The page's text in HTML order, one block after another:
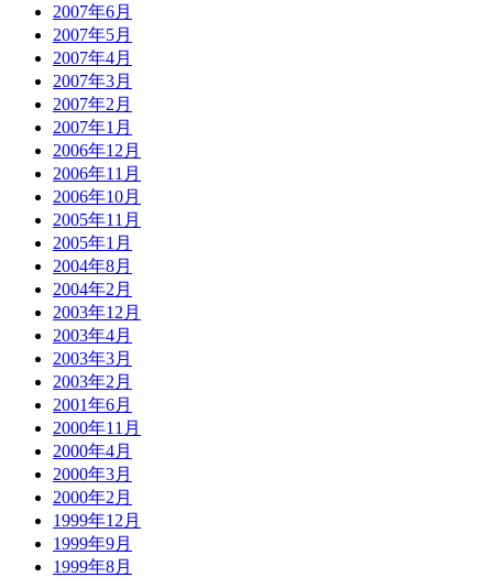
2007年6月
2007年5月
2007年4月
2007年3月
2007年2月
2007年1月
2006年12月
2006年11月
2006年10月
2005年11月
2005年1月
2004年8月
2004年2月
2003年12月
2003年4月
2003年3月
2003年2月
2001年6月
2000年11月
2000年4月
2000年3月
2000年2月
1999年12月
1999年9月
1999年8月